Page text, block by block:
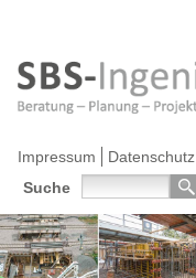
Impressum Datenschutz
Suche